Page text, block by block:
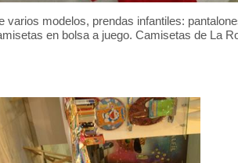
varios modelos, prendas infantiles:
en bolsa a juego. Camisetas de La